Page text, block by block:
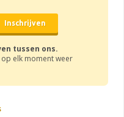
tussen ons.
elk moment weer